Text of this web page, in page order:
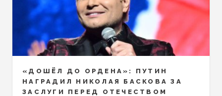
«ДОШЁЛ ДО ОРДЕНА»: ПУТИН
НАГРАДИЛ НИКОЛАЯ БАСКОВА ЗА
ЗАСЛУГИ ПЕРЕД ОТЕЧЕСТВОМ